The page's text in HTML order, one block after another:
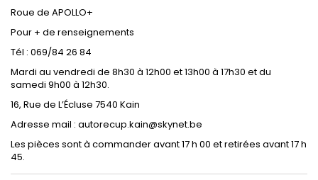
Roue de APOLLO+
Pour + de renseignements
Tél : 069/84 26 84
Mardi au vendredi de 8h30 à 12h00 et 13h00 à 17h30 et du
samedi 9h00 à 12h30.
16, Rue de L’Écluse 7540 Kain
Adresse mail : autorecup.kain@skynet.be
Les pièces sont à commander avant 17 h 00 et retirées avant 17 h
45.